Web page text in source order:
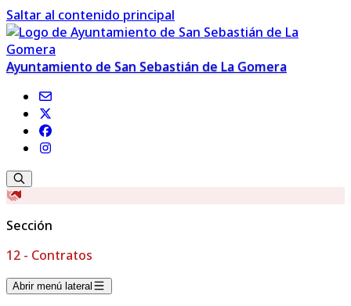
Saltar al contenido principal
Ayuntamiento de San Sebastián de La Gomera
Sección
12 - Contratos
Abrir menú lateral